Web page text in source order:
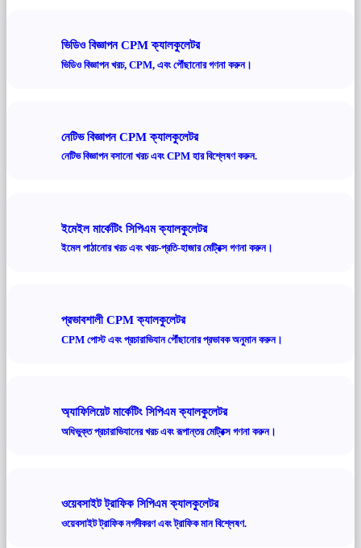
ভিডিও বিজ্ঞাপন CPM ক্যালকুলেটর
ভিডিও বিজ্ঞাপন খরচ, CPM, এবং পৌঁছানোর গণনা করুন।
নেটিভ বিজ্ঞাপন CPM ক্যালকুলেটর
নেটিভ বিজ্ঞাপন বসানো খরচ এবং CPM হার বিশ্লেষণ করুন.
ইমেইল মার্কেটিং সিপিএম ক্যালকুলেটর
ইমেল পাঠানোর খরচ এবং খরচ-প্রতি-হাজার মেট্রিক্স গণনা করুন।
প্রভাবশালী CPM ক্যালকুলেটর
CPM পোস্ট এবং প্রচারাভিযান পৌঁছানোর প্রভাবক অনুমান করুন।
অ্যাফিলিয়েট মার্কেটিং সিপিএম ক্যালকুলেটর
অধিভুক্ত প্রচারাভিযানের খরচ এবং রূপান্তর মেট্রিক্স গণনা করুন।
ওয়েবসাইট ট্রাফিক সিপিএম ক্যালকুলেটর
ওয়েবসাইট ট্রাফিক নগদীকরণ এবং ট্রাফিক মান বিশ্লেষণ.